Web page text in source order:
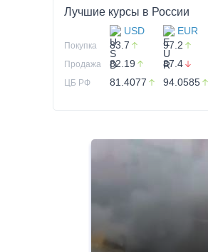
Лучшие курсы в России
USD EUR
Покупка 83.7 97.2
Продажа 82.19 87.4
ЦБ РФ 81.4077 94.0585